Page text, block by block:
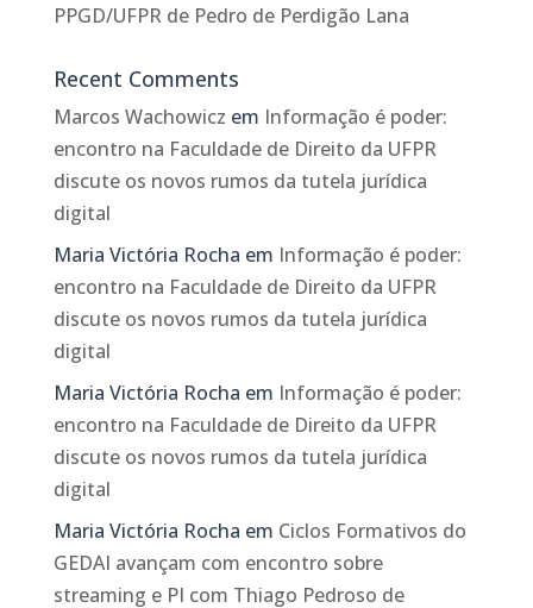
PPGD/UFPR de Pedro de Perdigão Lana
Recent Comments
Marcos Wachowicz em Informação é poder:
encontro na Faculdade de Direito da UFPR
discute os novos rumos da tutela jurídica
digital
Maria Victória Rocha em Informação é poder:
encontro na Faculdade de Direito da UFPR
discute os novos rumos da tutela jurídica
digital
Maria Victória Rocha em Informação é poder:
encontro na Faculdade de Direito da UFPR
discute os novos rumos da tutela jurídica
digital
Maria Victória Rocha em Ciclos Formativos do
GEDAI avançam com encontro sobre
streaming e PI com Thiago Pedroso de